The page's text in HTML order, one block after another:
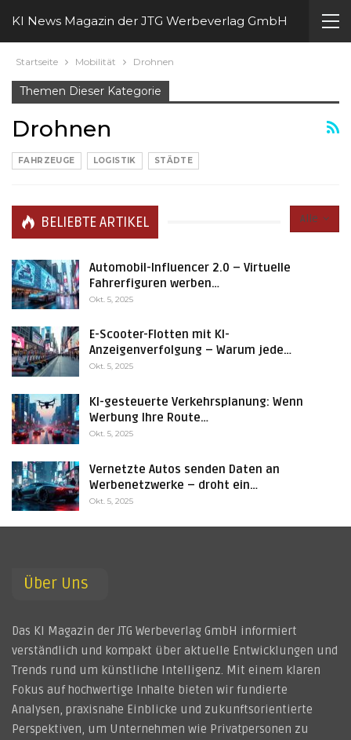
KI News Magazin der JTG Werbeverlag GmbH
Startseite Mobilität Drohnen
Themen Dieser Kategorie
Drohnen
FAHRZEUGE LOGISTIK STÄDTE
Alle
BELIEBTE ARTIKEL
Automobil-Influencer 2.0 – Virtuelle
Fahrerfiguren werben…
Okt. 5, 2025
E-Scooter-Flotten mit KI-
Anzeigenverfolgung – Warum jede…
Okt. 5, 2025
KI-gesteuerte Verkehrsplanung: Wenn
Werbung Ihre Route…
Okt. 5, 2025
Vernetzte Autos senden Daten an
Werbenetzwerke – droht ein…
Okt. 5, 2025
Über Uns
Das KI Magazin der JTG Werbeverlag GmbH informiert
verständlich und kompakt über aktuelle Entwicklungen und
Trends rund um künstliche Intelligenz. Mit einem klaren
Fokus auf hochwertige Inhalte bieten wir fundierte
Analysen, praxisnahe Einblicke und zukunftsorientierte
Perspektiven, um Unternehmen wie Privatpersonen zu